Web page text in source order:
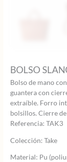
BOLSO
Bolso de mano
guantera con
extraíble. Forro
bolsillos. Cierre
Referencia: TAK3
Colección: Take
Material: Pu